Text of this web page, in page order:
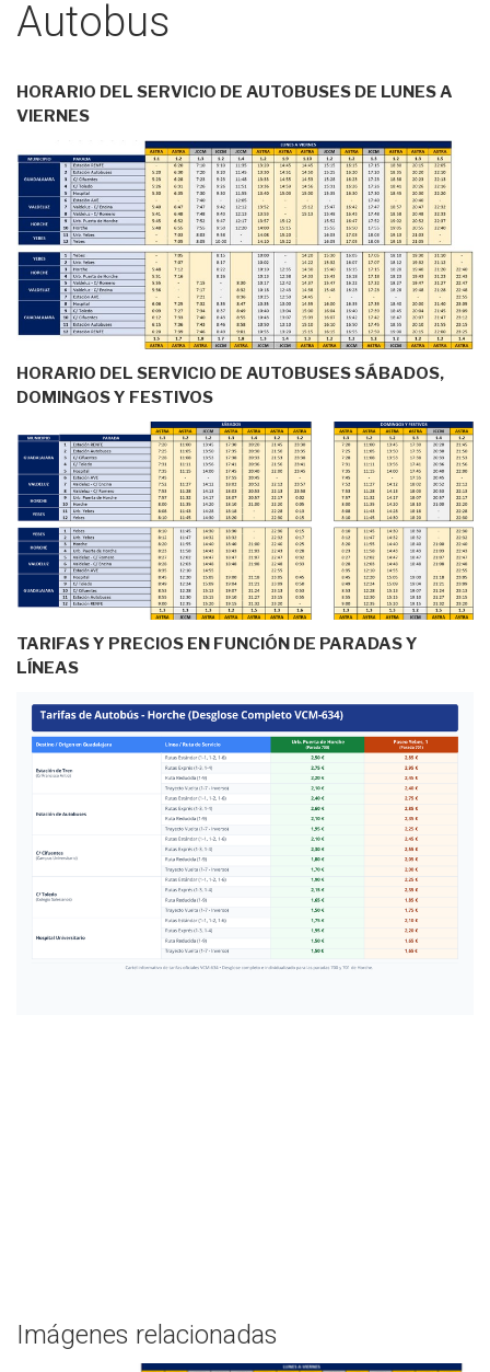
Autobus
HORARIO DEL SERVICIO DE AUTOBUSES DE LUNES A
VIERNES
HORARIO DEL SERVICIO DE AUTOBUSES SÁBADOS,
DOMINGOS Y FESTIVOS
TARIFAS Y PRECIOS EN FUNCIÓN DE PARADAS Y
LÍNEAS
Imágenes relacionadas